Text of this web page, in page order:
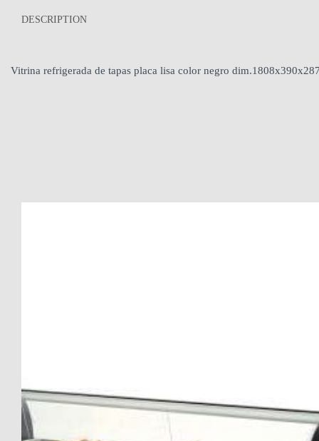
DESCRIPTION
Vitrina refrigerada de tapas placa lisa color negro